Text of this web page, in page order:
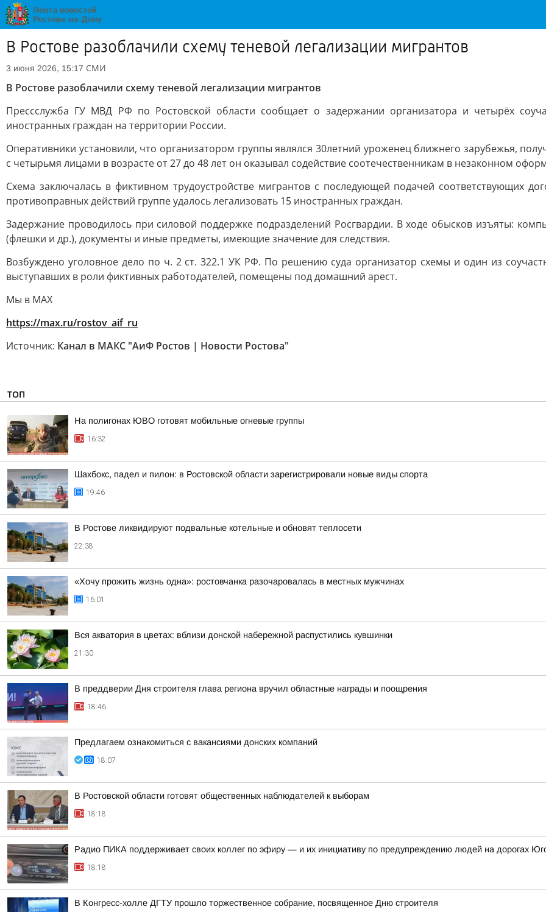
В Ростове разоблачили схему теневой легализации мигрантов
3 июня 2026, 15:17 СМИ
В Ростове разоблачили схему теневой легализации мигрантов
Прессслужба ГУ МВД РФ по Ростовской области сообщает о задержании организатора и четырёх
иностранных граждан на территории России.
Оперативники установили, что организатором группы являлся 30летний уроженец ближнего зарубежья,
с четырьмя лицами в возрасте от 27 до 48 лет он оказывал содействие соотечественникам в незаконном
Схема заключалась в фиктивном трудоустройстве мигрантов с последующей подачей соответствующих
противоправных действий группе удалось легализовать 15 иностранных граждан.
Задержание проводилось при силовой поддержке подразделений Росгвардии. В ходе обысков изъяты:
(флешки и др.), документы и иные предметы, имеющие значение для следствия.
Возбуждено уголовное дело по ч. 2 ст. 322.1 УК РФ. По решению суда организатор схемы и один из
выступавших в роли фиктивных работодателей, помещены под домашний арест.
Мы в MAX
https://max.ru/rostov_aif_ru
Источник: Канал в МАКС "АиФ Ростов | Новости Ростова"
ТОП
На полигонах ЮВО готовят мобильные огневые группы
16:32
Шахбокс, падел и пилон: в Ростовской области зарегистрировали новые виды спорта
19:46
В Ростове ликвидируют подвальные котельные и обновят теплосети
22:38
«Хочу прожить жизнь одна»: ростовчанка разочаровалась в местных мужчинах
16:01
Вся акватория в цветах: вблизи донской набережной распустились кувшинки
21:30
В преддверии Дня строителя глава региона вручил областные награды и поощрения
18:46
Предлагаем ознакомиться с вакансиями донских компаний
18:07
В Ростовской области готовят общественных наблюдателей к выборам
18:18
Радио ПИКА поддерживает своих коллег по эфиру — и их инициативу по предупреждению людей на дорогах
18:18
В Конгресс-холле ДГТУ прошло торжественное собрание, посвященное Дню строителя